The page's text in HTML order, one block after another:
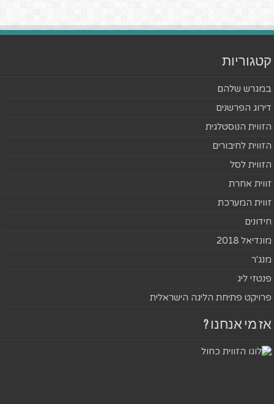
קטגוריות
במגרש שלהם
דירוג הפרשנים
הזווית הנוסטלגית
הזווית לחיבורים
הזווית לסל
זווית אחרת
זווית המערכת
חידונים
מונדיאל 2018
מנג'ר
פנטזי ליג
פרויקט פתיחת הליגה הישראלית
אז מי אנחנו ?